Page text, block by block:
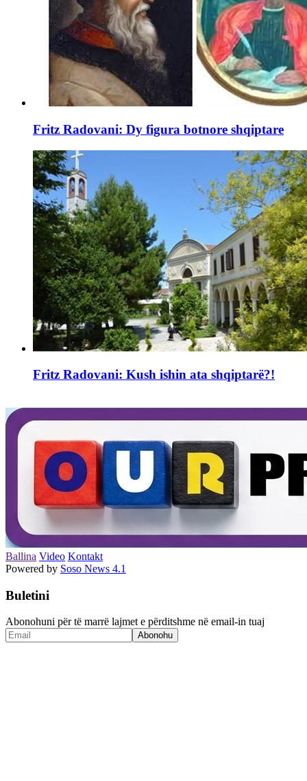
Fritz Radovani: Dy figura botnore shqiptare
Fritz Radovani: Kush ishin ata shqiptarë?!
Ballina Video Kontakt
Powered by Soso News 4.1
Buletini
Abonohuni për të marrë lajmet e përditshme në email-in tuaj
Abonohu